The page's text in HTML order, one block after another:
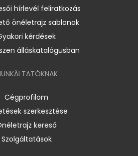
hírlevél feliratkozás
önéletrajz sablonok
kérdések
álláskatalógusban
Cégprofilom
szerkesztése
kereső
Szolgáltatások